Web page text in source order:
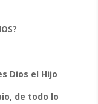
Dios el Hijo
de todo lo